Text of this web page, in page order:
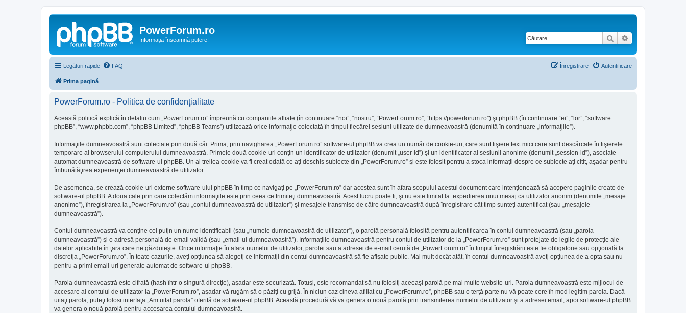
PowerForum.ro
Informația înseamnă putere! Căutare
Legături rapide FAQ Autentificare
Înregistrare
Prima pagină
PowerForum.ro - Politica de confidenţialitate
Această politică explică în detaliu cum „PowerForum.ro” împreună cu companiile afliate (în continuare “noi”, “nostru”, “PowerForum.ro”, “https://powerforum.ro”) şi phpBB (în continuare “ei”, “lor”, “software
phpBB”, “www.phpbb.com”, “phpBB Limited”, “phpBB Teams”) utilizează orice informaţie colectată în timpul fiecărei sesiuni utilizate de dumneavoastră (denumită în continuare „informaţiile”).
Informaţiile dumneavoastră sunt colectate prin două căi. Prima, prin navigharea „PowerForum.ro” software-ul phpBB va crea un număr de cookie-uri, care sunt fişiere text mici care sunt descărcate în fişierele
temporare al browserului computerului dumneavoastră. Primele două cookie-uri conţin un identificator de utilizator (denumit „user-id”) şi un identificator al sesiunii anonime (denumit „session-id”), asociate
automat dumneavoastră de software-ul phpBB. Un al treilea cookie va fi creat odată ce aţi deschis subiecte din „PowerForum.ro” şi este folosit pentru a stoca informaţii despre ce subiecte aţi citit, aşadar pentru
îmbunătăţirea experienţei dumneavoastră de utilizator.
De asemenea, se crează cookie-uri externe software-ului phpBB în timp ce navigaţi pe „PowerForum.ro” dar acestea sunt în afara scopului acestui document care intenţionează să acopere paginile create de
software-ul phpBB. A doua cale prin care colectăm informaţiile este prin ceea ce trimiteţi dumneavoastră. Acest lucru poate fi, şi nu este limitat la: expedierea unui mesaj ca utilizator anonim (denumite „mesaje
anonime”), înregistrarea la „PowerForum.ro” (sau „contul dumneavoastră de utilizator”) şi mesajele transmise de către dumneavoastră după înregistrare cât timp sunteţi autentificat (sau „mesajele
dumneavoastră”).
Contul dumneavoastră va conţine cel puţin un nume identificabil (sau „numele dumneavoastră de utilizator”), o parolă personală folosită pentru autentificarea în contul dumneavoastră (sau „parola
dumneavoastră”) şi o adresă personală de email validă (sau „email-ul dumneavoastră”). Informaţiile dumneavoastră pentru contul de utilizator de la „PowerForum.ro” sunt protejate de legile de protecţie ale
datelor aplicabile în ţara care ne găzduieşte. Orice informaţie în afara numelui de utilizator, parolei sau a adresei de e-mail cerută de „PowerForum.ro” în timpul înregistrării este fie obligatorie sau opţională la
discreţia „PowerForum.ro”. În toate cazurile, aveţi opţiunea să alegeţi ce informaţii din contul dumneavoastră să fie afişate public. Mai mult decât atât, în contul dumneavoastră aveţi opţiunea de a opta sau nu
pentru a primi email-uri generate automat de software-ul phpBB.
Parola dumneavoastră este cifrată (hash într-o singură direcţie), aşadar este securizată. Totuşi, este recomandat să nu folosiţi aceeaşi parolă pe mai multe website-uri. Parola dumneavoastră este mijlocul de
accesare al contului de utilizator la „PowerForum.ro”, aşadar vă rugăm să o păziţi cu grijă. În niciun caz cineva afiliat cu „PowerForum.ro”, phpBB sau o terţă parte nu vă poate cere în mod legitim parola. Dacă
uitaţi parola, puteţi folosi interfaţa „Am uitat parola” oferită de software-ul phpBB. Această procedură vă va genera o nouă parolă prin transmiterea numelui de utilizator şi a adresei email, apoi software-ul phpBB
va genera o nouă parolă pentru accesarea contului dumneavoastră.